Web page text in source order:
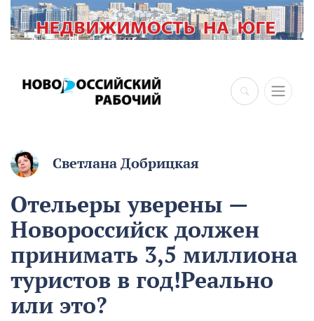
×
Светлана Добрицкая
Отельеры уверены —
Новороссийск должен
принимать 3,5 миллиона
туристов в год!Реально
или это?